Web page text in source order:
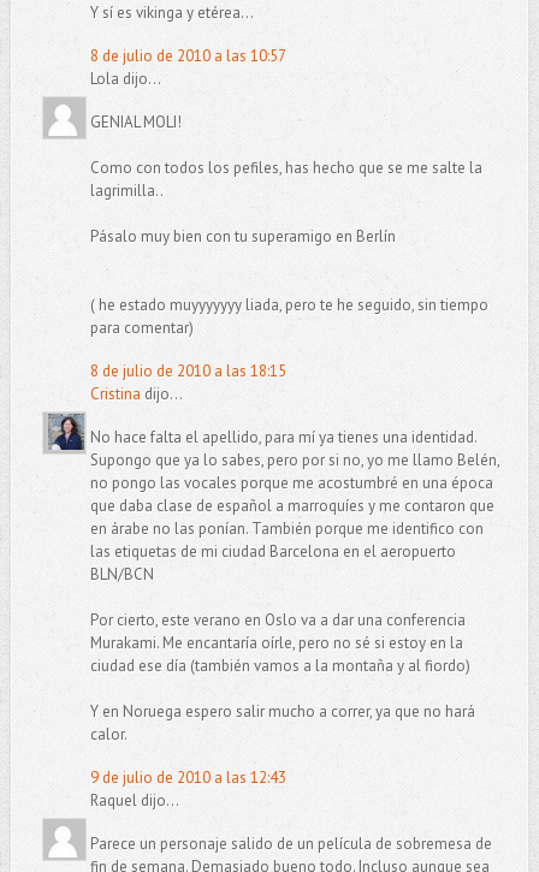
Y sí es vikinga y etérea...
8 de julio de 2010 a las 10:57
Lola dijo...
GENIAL MOLI!
Como con todos los pefiles, has hecho que se me salte la
lagrimilla..
Pásalo muy bien con tu superamigo en Berlín
( he estado muyyyyyyy liada, pero te he seguido, sin tiempo
para comentar)
8 de julio de 2010 a las 18:15
Cristina dijo...
No hace falta el apellido, para mí ya tienes una identidad.
Supongo que ya lo sabes, pero por si no, yo me llamo Belén,
no pongo las vocales porque me acostumbré en una época
que daba clase de español a marroquíes y me contaron que
en árabe no las ponían. También porque me identifico con
las etiquetas de mi ciudad Barcelona en el aeropuerto
BLN/BCN
Por cierto, este verano en Oslo va a dar una conferencia
Murakami. Me encantaría oírle, pero no sé si estoy en la
ciudad ese día (también vamos a la montaña y al fiordo)
Y en Noruega espero salir mucho a correr, ya que no hará
calor.
9 de julio de 2010 a las 12:43
Raquel dijo...
Parece un personaje salido de un película de sobremesa de
fin de semana. Demasiado bueno todo. Incluso aunque sea